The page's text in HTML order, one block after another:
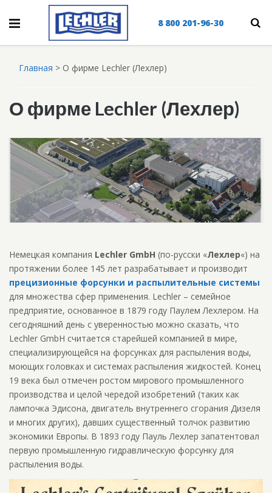
8 800 201-96-30
Главная > О фирме Lechler (Лехлер)
О фирме Lechler (Лехлер)
Немецкая компания Lechler GmbH (по-русски «Лехлер«) на
протяжении более 145 лет разрабатывает и производит
прецизионные форсунки и распылительные системы
для множества сфер применения. Lechler – семейное
предприятие, основанное в 1879 году Паулем Лехлером. На
сегодняшний день с уверенностью можно сказать, что
Lechler GmbH считается старейшей компанией в мире,
специализирующейся на форсунках для распыления воды,
моющих головках и системах распыления жидкостей. Конец
19 века был отмечен ростом мирового промышленного
производства и целой чередой изобретений (таких как
лампочка Эдисона, двигатель внутреннего сгорания Дизеля
и многих других), давших существенный толчок развитию
экономики Европы. В 1893 году Пауль Лехлер запатентовал
первую промышленную гидравлическую форсунку для
распыления воды.